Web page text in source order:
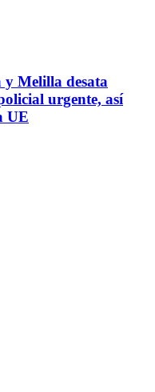
y Melilla desata
urgente, así
UE